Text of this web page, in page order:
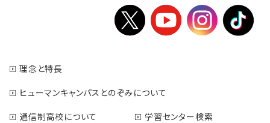
理念と特長
ヒューマンキャンパスとのぞみについて
通信制高校について
学習センター検索